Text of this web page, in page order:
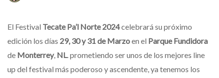
El Festival Tecate Pa’l Norte 2024celebrará su próximo
edición los días 29, 30 y 31 de Marzoen el Parque Fundidora
de Monterrey, NL. prometiendo ser unos de los mejores line
up del festival más poderoso y ascendente, ya tenemos los